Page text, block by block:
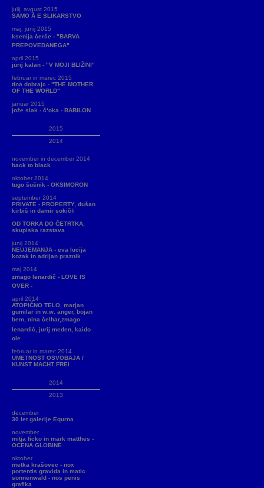
julij, avgust 2015
SAMO Å E SLIKARSTVO
maj, junij 2015
ksenija čerče - "BARVA
PREPOVEDANEGA"
april 2015
jurij kalan - "V MOJI BLIŽINI"
februar in marec 2015
tina dobrajc - "THE MOTHER
OF THE WORLD"
januar 2015
jože slak - č‘oka - BABILON
2015
2014
november in december 2014
back to black
oktober 2014
tugo šušnik - OKSIMORON
september 2014
PRIVATE - PROPERTY, dušan
kirbiš in damir sokič‡
OD TORKA DO ČETRTKA,
skupiska razstava
junij 2014
NEUJEMANJA - eva lucija
kozak in adrijan praznik
maj 2014
zmago lenardič - LOVE IS
OVER -
april 2014
ATOPIČNO TELO, marjan
gumilar in w.w. anger, bojan
bem, nina čelhar,zmago
lenardič, jurij meden, kaido
ole
februar in marec 2014
UMETNOST OSVOBAJA /
KUNST MACHT FREI
2014
2013
december
30 let galerije Equrna
november
mitja ficko in mark matthes -
OCENA GLOBINE
oktober
metka krašovec - nox
portentis gravida in matic
sonnenwald - nos penis
grafika